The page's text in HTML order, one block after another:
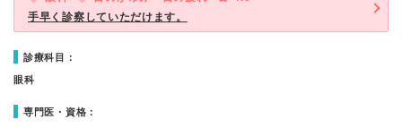
手早く診察していただけます。
診療科目：
眼科
専門医・資格：